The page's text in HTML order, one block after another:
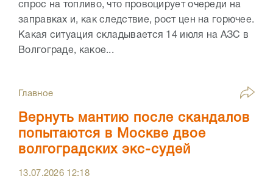
спрос на топливо, что провоцирует очереди на
заправках и, как следствие, рост цен на горючее.
Какая ситуация складывается 14 июля на АЗС в
Волгограде, какое...
Главное
Вернуть мантию после скандалов
попытаются в Москве двое
волгоградских экс-судей
13.07.2026 12:18